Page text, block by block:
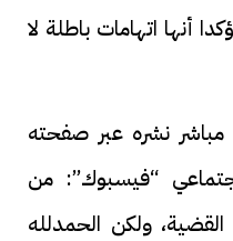
أنها اتهامات باطلة لا
نشره عبر صفحته
“فيسبوك”: من
ولكن الحمدلله